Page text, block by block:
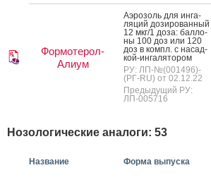
Формотерол-
Алиум
А­эро­золь для ин­га­
ляций до­зиро­ван­ный
12 мкг/1 до­за: бал­ло­
ны 100 доз или 120
доз в компл. с на­сад­
кой-ин­га­лято­ром
РУ: ЛП-№(001496)-
(РГ-RU) от 02.12.22
Предыдущий РУ:
ЛП-005716
Нозологические аналоги: 53
Название Форма выпуска